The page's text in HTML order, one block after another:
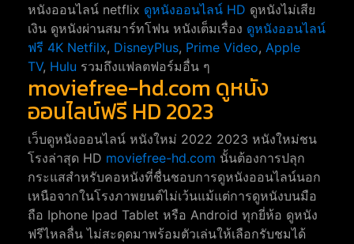
หนังออนไลน์ netflix ดูหนังออนไลน์ HD ดูหนังไม่เสีย
เงิน ดูหนังผ่านสมาร์ทโฟน หนังเต็มเรื่อง ดูหนังออนไลน์
ฟรี 4K Netfilx, DisneyPlus, Prime Video, Apple
TV, Hulu รวมถึงแฟลตฟอร์มอื่น ๆ
moviefree-hd.com ดูหนัง
ออนไลน์ฟรี HD 2023
เว็บดูหนังออนไลน์ หนังใหม่ 2022 2023 หนังใหม่ชน
โรงล่าสุด HD moviefree-hd.com นั้นต้องการปลุก
กระแสสำหรับคอหนังที่ชื่นชอบการดูหนังออนไลน์นอก
เหนือจากในโรงภาพยนต์ไม่เว้นแม้แต่การดูหนังบนมือ
ถือ Iphone Ipad Tablet หรือ Android ทุกยี่ห้อ ดูหนัง
ฟรีไหลลื่น ไม่สะดุดมาพร้อมตัวเล่นให้เลือกรับชมได้